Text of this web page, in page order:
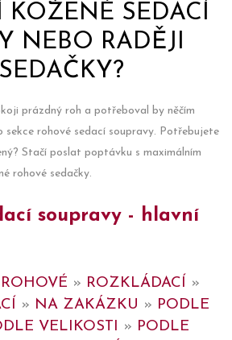
KOŽENÉ SEDACÍ
NEBO RADĚJI
prázdný roh a potřeboval by něčím
sekce rohové sedací soupravy. Potřebujete
Stačí poslat poptávku s maximálním
rohové sedačky.
soupravy - hlavní
ROHOVÉ » ROZKLÁDACÍ »
» NA ZAKÁZKU » PODLE
VELIKOSTI » PODLE